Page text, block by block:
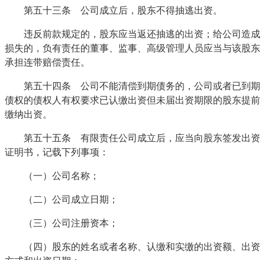
第五十三条 公司成立后，股东不得抽逃出资。
违反前款规定的，股东应当返还抽逃的出资；给公司造成
损失的，负有责任的董事、监事、高级管理人员应当与该股东
承担连带赔偿责任。
第五十四条 公司不能清偿到期债务的，公司或者已到期
债权的债权人有权要求已认缴出资但未届出资期限的股东提前
缴纳出资。
第五十五条 有限责任公司成立后，应当向股东签发出资
证明书，记载下列事项：
（一）公司名称；
（二）公司成立日期；
（三）公司注册资本；
（四）股东的姓名或者名称、认缴和实缴的出资额、出资